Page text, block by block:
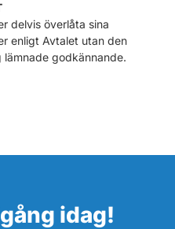
delvis överlåta sina
enligt Avtalet utan den
godkännande.
idag!